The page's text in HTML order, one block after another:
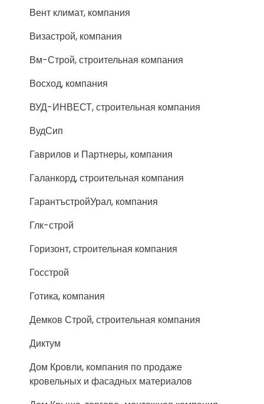
Вент климат, компания
Визастрой, компания
Вм-Строй, строительная компания
Восход, компания
ВУД-ИНВЕСТ, строительная компания
ВудСип
Гаврилов и Партнеры, компания
Галанкорд, строительная компания
ГарантъстройУрал, компания
Глк-строй
Горизонт, строительная компания
Госстрой
Готика, компания
Демков Строй, строительная компания
Диктум
Дом Кровли, компания по продаже
кровельных и фасадных материалов